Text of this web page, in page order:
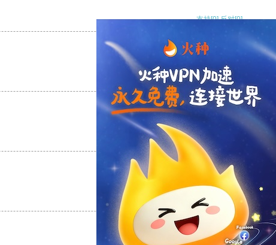
支持[0] 反对[0]
支持[0] 反对
支持
支持 反对 [0]